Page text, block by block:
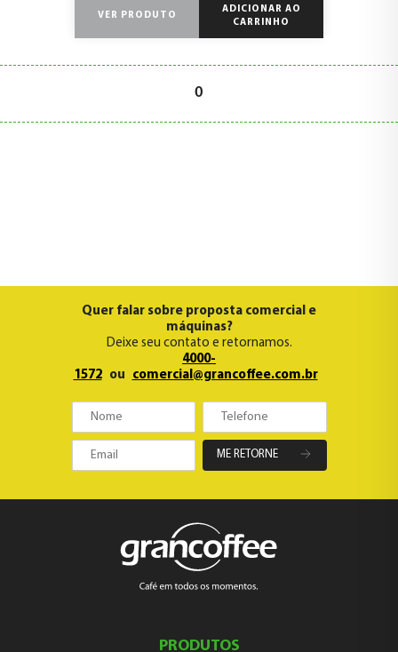
VER PRODUTO
ADICIONAR AO
CARRINHO
0
Quer falar sobre proposta comercial e
máquinas?
Deixe seu contato e retornamos.
4000-
1572
ou comercial@grancoffee.com.br
ME RETORNE
PRODUTOS